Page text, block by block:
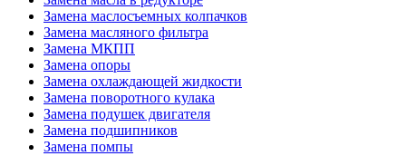
Замена маслосъемных колпачков
Замена масляного фильтра
Замена МКПП
Замена опоры
Замена охлаждающей жидкости
Замена поворотного кулака
Замена подушек двигателя
Замена подшипников
Замена помпы